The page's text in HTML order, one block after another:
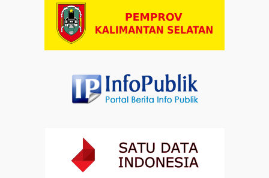
Investasi Inklusif Dimulai dari Mengubah Cara
Pandang terhadap Penyandang Disabilitas
Artikel 31-07-2026 12:09
Doa Kebangsaan Datang Lebih Awal
30-07-2026 21:07